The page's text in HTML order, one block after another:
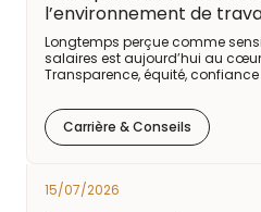
l’environnement de
Longtemps perçue comme
salaires est aujourd’hui au
Transparence, équité, confiance
Carrière & Conseils
15/07/2026